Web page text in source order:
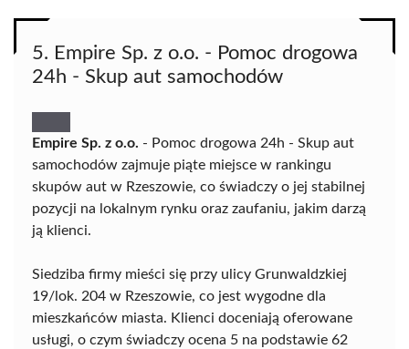
5. Empire Sp. z o.o. - Pomoc drogowa
24h - Skup aut samochodów
Empire Sp. z o.o. - Pomoc drogowa 24h - Skup aut
samochodów zajmuje piąte miejsce w rankingu
skupów aut w Rzeszowie, co świadczy o jej stabilnej
pozycji na lokalnym rynku oraz zaufaniu, jakim darzą
ją klienci.
Siedziba firmy mieści się przy ulicy Grunwaldzkiej
19/lok. 204 w Rzeszowie, co jest wygodne dla
mieszkańców miasta. Klienci doceniają oferowane
usługi, o czym świadczy ocena 5 na podstawie 62